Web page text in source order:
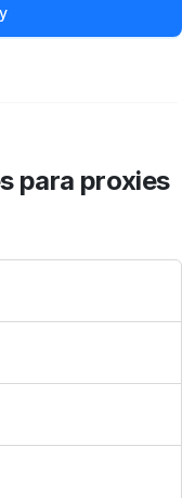
para proxies